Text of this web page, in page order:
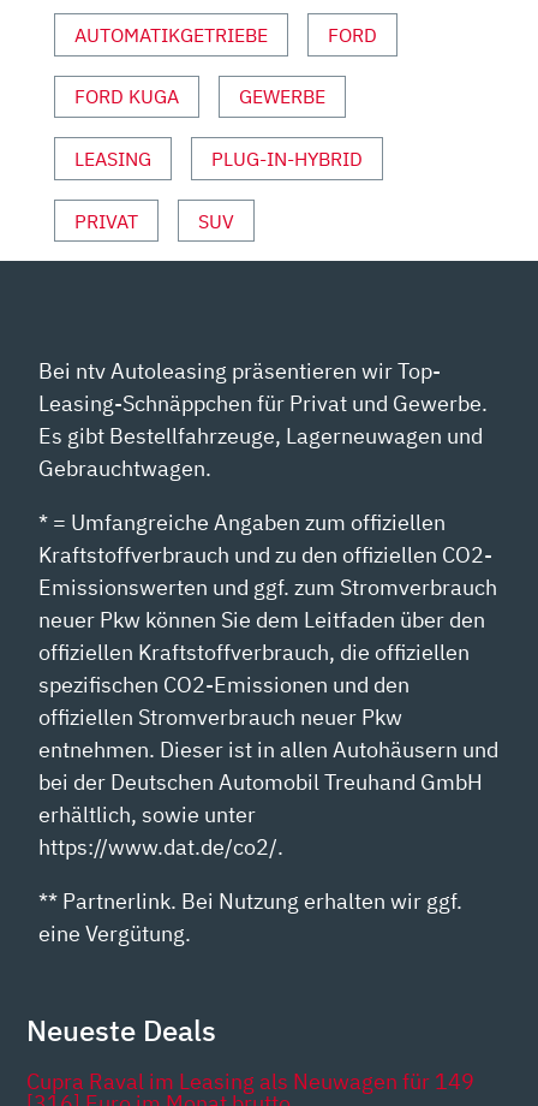
SOLLTE
AUTO
MOTOR
SPORT“
VON
YOUTUBE
ANZEIGEN
AUTOMATIKGETRIEBE FORD
FORD KUGA GEWERBE
LEASING PLUG-IN-HYBRID
PRIVAT SUV
Bei ntv Autoleasing präsentieren wir Top-
Leasing-Schnäppchen für Privat und Gewerbe.
Es gibt Bestellfahrzeuge, Lagerneuwagen und
Gebrauchtwagen.
* = Umfangreiche Angaben zum offiziellen
Kraftstoffverbrauch und zu den offiziellen CO2-
Emissionswerten und ggf. zum Stromverbrauch
neuer Pkw können Sie dem Leitfaden über den
offiziellen Kraftstoffverbrauch, die offiziellen
spezifischen CO2-Emissionen und den
offiziellen Stromverbrauch neuer Pkw
entnehmen. Dieser ist in allen Autohäusern und
bei der Deutschen Automobil Treuhand GmbH
erhältlich, sowie unter
https://www.dat.de/co2/.
** Partnerlink. Bei Nutzung erhalten wir ggf.
eine Vergütung.
Neueste Deals
Cupra Raval im Leasing als Neuwagen für 149